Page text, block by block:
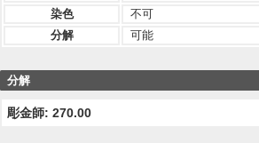
染色
不可
分解
可能
分解
彫金師: 270.00